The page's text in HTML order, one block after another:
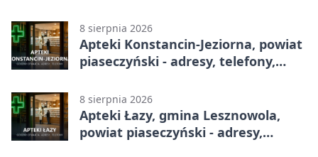
8 sierpnia 2026
Apteki Konstancin-Jeziorna, powiat
piaseczyński - adresy, telefony,
8 sierpnia 2026
Apteki Łazy, gmina Lesznowola,
powiat piaseczyński - adresy,